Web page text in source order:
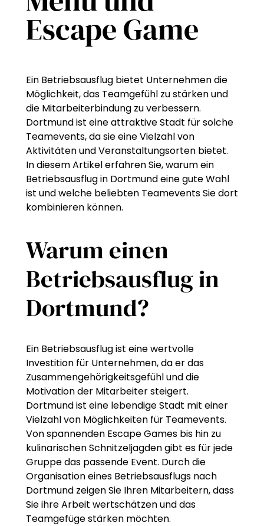
Escape Game
Ein Betriebsausflug bietet Unternehmen die
Möglichkeit, das Teamgefühl zu stärken und
die Mitarbeiterbindung zu verbessern.
Dortmund ist eine attraktive Stadt für solche
Teamevents, da sie eine Vielzahl von
Aktivitäten und Veranstaltungsorten bietet.
In diesem Artikel erfahren Sie, warum ein
Betriebsausflug in Dortmund eine gute Wahl
ist und welche beliebten Teamevents Sie dort
kombinieren können.
Warum einen
Betriebsausflug in
Dortmund?
Ein Betriebsausflug ist eine wertvolle
Investition für Unternehmen, da er das
Zusammengehörigkeitsgefühl und die
Motivation der Mitarbeiter steigert.
Dortmund ist eine lebendige Stadt mit einer
Vielzahl von Möglichkeiten für Teamevents.
Von spannenden Escape Games bis hin zu
kulinarischen Schnitzeljagden gibt es für jede
Gruppe das passende Event. Durch die
Organisation eines Betriebsausflugs nach
Dortmund zeigen Sie Ihren Mitarbeitern, dass
Sie ihre Arbeit wertschätzen und das
Teamgefüge stärken möchten.